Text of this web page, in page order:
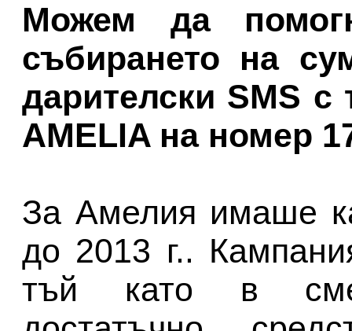
Можем да
събирането на
дарителски SMS с
AMELIA на номер
За Амелия имаше
до 2013 г..
тъй като в